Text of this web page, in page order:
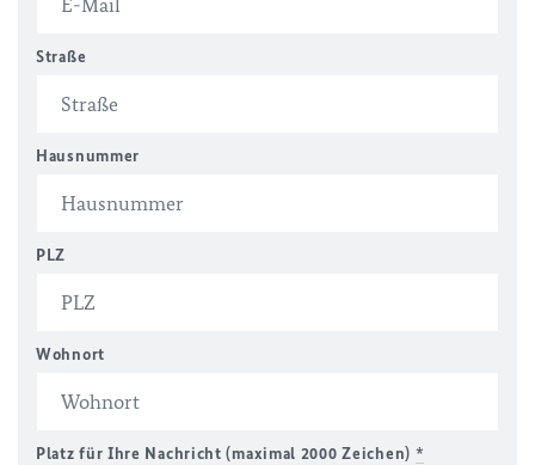
Straße
Hausnummer
PLZ
Wohnort
Platz für Ihre Nachricht (maximal 2000 Zeichen) *